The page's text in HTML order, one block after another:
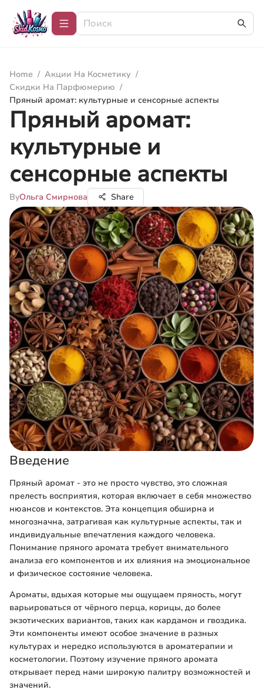
Home / Акции На Косметику /
Скидки На Парфюмерию /
Пряный аромат: культурные и сенсорные аспекты
Пряный аромат:
культурные и
сенсорные аспекты
ByОльга Смирнова Share
Введение
Пряный аромат - это не просто чувство, это сложная
прелесть восприятия, которая включает в себя множество
нюансов и контекстов. Эта концепция обширна и
многозначна, затрагивая как культурные аспекты, так и
индивидуальные впечатления каждого человека.
Понимание пряного аромата требует внимательного
анализа его компонентов и их влияния на эмоциональное
и физическое состояние человека.
Ароматы, вдыхая которые мы ощущаем пряность, могут
варьироваться от чёрного перца, корицы, до более
экзотических вариантов, таких как кардамон и гвоздика.
Эти компоненты имеют особое значение в разных
культурах и нередко используются в ароматерапии и
косметологии. Поэтому изучение пряного аромата
открывает перед нами широкую палитру возможностей и
значений.